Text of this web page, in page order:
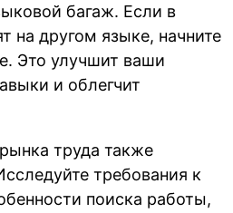
багаж. Если в
на другом языке, начните
Это улучшит ваши
и облегчит
труда также
требования к
поиска работы,